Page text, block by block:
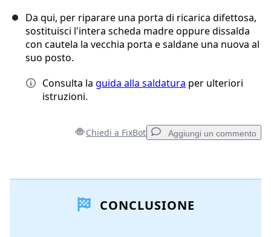
Da qui, per riparare una porta di ricarica difettosa,
sostituisci l'intera scheda madre oppure dissalda
con cautela la vecchia porta e saldane una nuova al
suo posto.
Consulta la guida alla saldatura per ulteriori
istruzioni.
Chiedi a FixBot Aggiungi un commento
Aggiungi CommentoCONCLUSIONE